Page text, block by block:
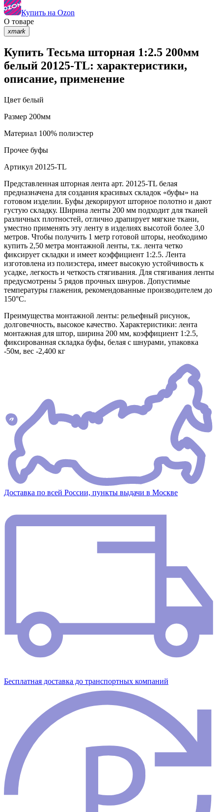
Купить на Ozon
О товаре
xmark
Купить Тесьма шторная 1:2.5 200мм
белый 20125-TL: характеристики,
описание, применение
Цвет белый
Размер 200мм
Материал 100% полиэстер
Прочее буфы
Артикул 20125-TL
Представленная шторная лента арт. 20125-TL белая
предназначена для создания красивых складок «буфы» на
готовом изделии. Буфы декорируют шторное полотно и дают
густую складку. Ширина ленты 200 мм подходит для тканей
различных плотностей, отлично драпирует мягкие ткани,
уместно применять эту ленту в изделиях высотой более 3,0
метров. Чтобы получить 1 метр готовой шторы, необходимо
купить 2,50 метра монтажной ленты, т.к. лента четко
фиксирует складки и имеет коэффициент 1:2.5. Лента
изготовлена из полиэстера, имеет высокую устойчивость к
усадке, легкость и четкость стягивания. Для стягивания ленты
предусмотрены 5 рядов прочных шнуров. Допустимые
температуры глажения, рекомендованные производителем до
150°C.
Преимущества монтажной ленты: рельефный рисунок,
долговечность, высокое качество. Характеристики: лента
монтажная для штор, ширина 200 мм, коэффициент 1:2.5,
фиксированная складка буфы, белая с шнурами, упаковка
-50м, вес -2,400 кг
Доставка по всей России, пункты выдачи в Москве
Бесплатная доставка до транспортных компаний